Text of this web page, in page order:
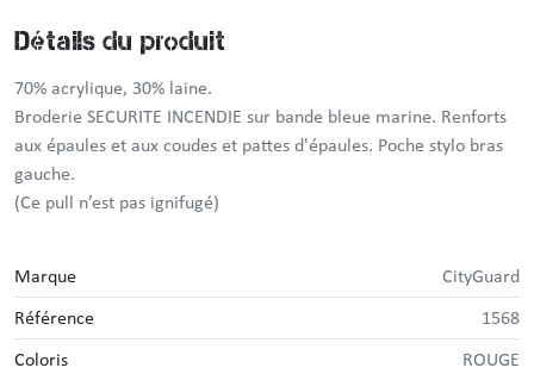
Détails du produit
70% acrylique, 30% laine.
Broderie SECURITE INCENDIE sur bande bleue marine. Renforts
aux épaules et aux coudes et pattes d'épaules. Poche stylo bras
gauche.
(Ce pull n’est pas ignifugé)
Marque CityGuard
Référence 1568
Coloris ROUGE